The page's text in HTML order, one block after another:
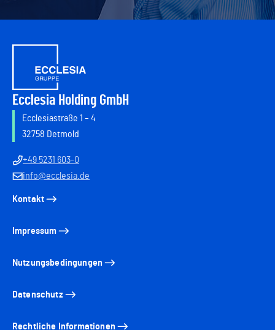
Ecclesia Holding GmbH
Ecclesiastraße 1 – 4
32758 Detmold
+49 5231 603-0
info@ecclesia.de
Kontakt
Impressum
Nutzungsbedingungen
Datenschutz
Rechtliche Informationen